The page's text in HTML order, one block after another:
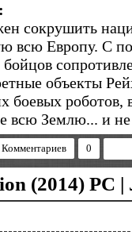
сокрушить
всю Европу. С
объекты
боевых роботов,
всю Землю... и не
Комментариев 0
(2014) PC |